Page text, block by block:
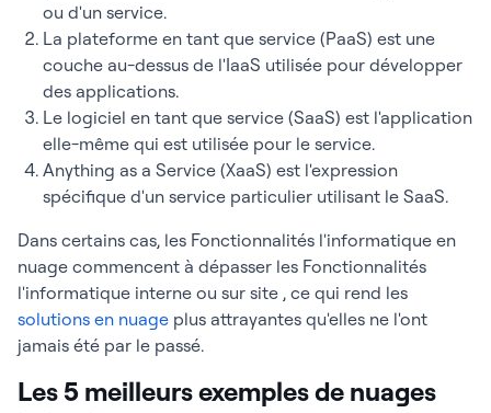
ou d'un service.
La plateforme en tant que service (PaaS) est une
couche au-dessus de l'IaaS utilisée pour développer
des applications.
Le logiciel en tant que service (SaaS) est l'application
elle-même qui est utilisée pour le service.
Anything as a Service (XaaS) est l'expression
spécifique d'un service particulier utilisant le SaaS.
Dans certains cas, les Fonctionnalités l'informatique en
nuage commencent à dépasser les Fonctionnalités
l'informatique interne ou sur site , ce qui rend les
solutions en nuage plus attrayantes qu'elles ne l'ont
jamais été par le passé.
Les 5 meilleurs exemples de nuages